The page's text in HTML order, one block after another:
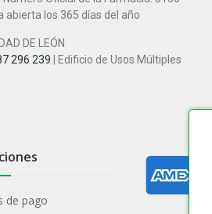
abierta los 365 días del año
DE LEÓN
296 239 | Edificio de Usos Múltiples
de pago